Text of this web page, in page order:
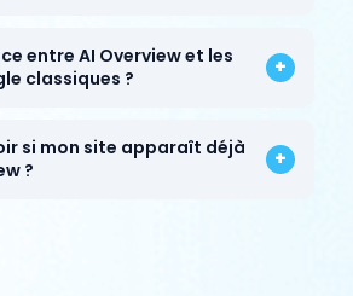
entre AI Overview et les
classiques ?
+
si mon site apparaît déjà
?
+